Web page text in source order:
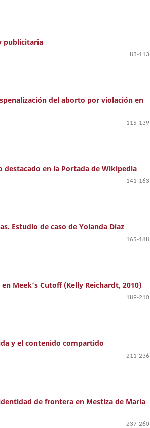
publicitaria
83-113
del aborto por violación en
115-139
en la Portada de Wikipedia
141-163
Estudio de caso de Yolanda Díaz
165-188
Meek’s Cutoff (Kelly Reichardt, 2010)
189-210
y el contenido compartido
211-236
de frontera en Mestiza de Maria
237-260